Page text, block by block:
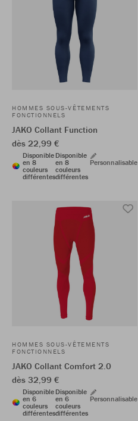
HOMMES SOUS-VÊTEMENTS
FONCTIONNELS
JAKO Collant Function
dès 22,99 €
Disponible
en 8
couleurs
différentes
Disponible
en 8
couleurs
différentes
Personnalisable
HOMMES SOUS-VÊTEMENTS
FONCTIONNELS
JAKO Collant Comfort 2.0
dès 32,99 €
Disponible
en 6
couleurs
différentes
Disponible
en 6
couleurs
différentes
Personnalisable